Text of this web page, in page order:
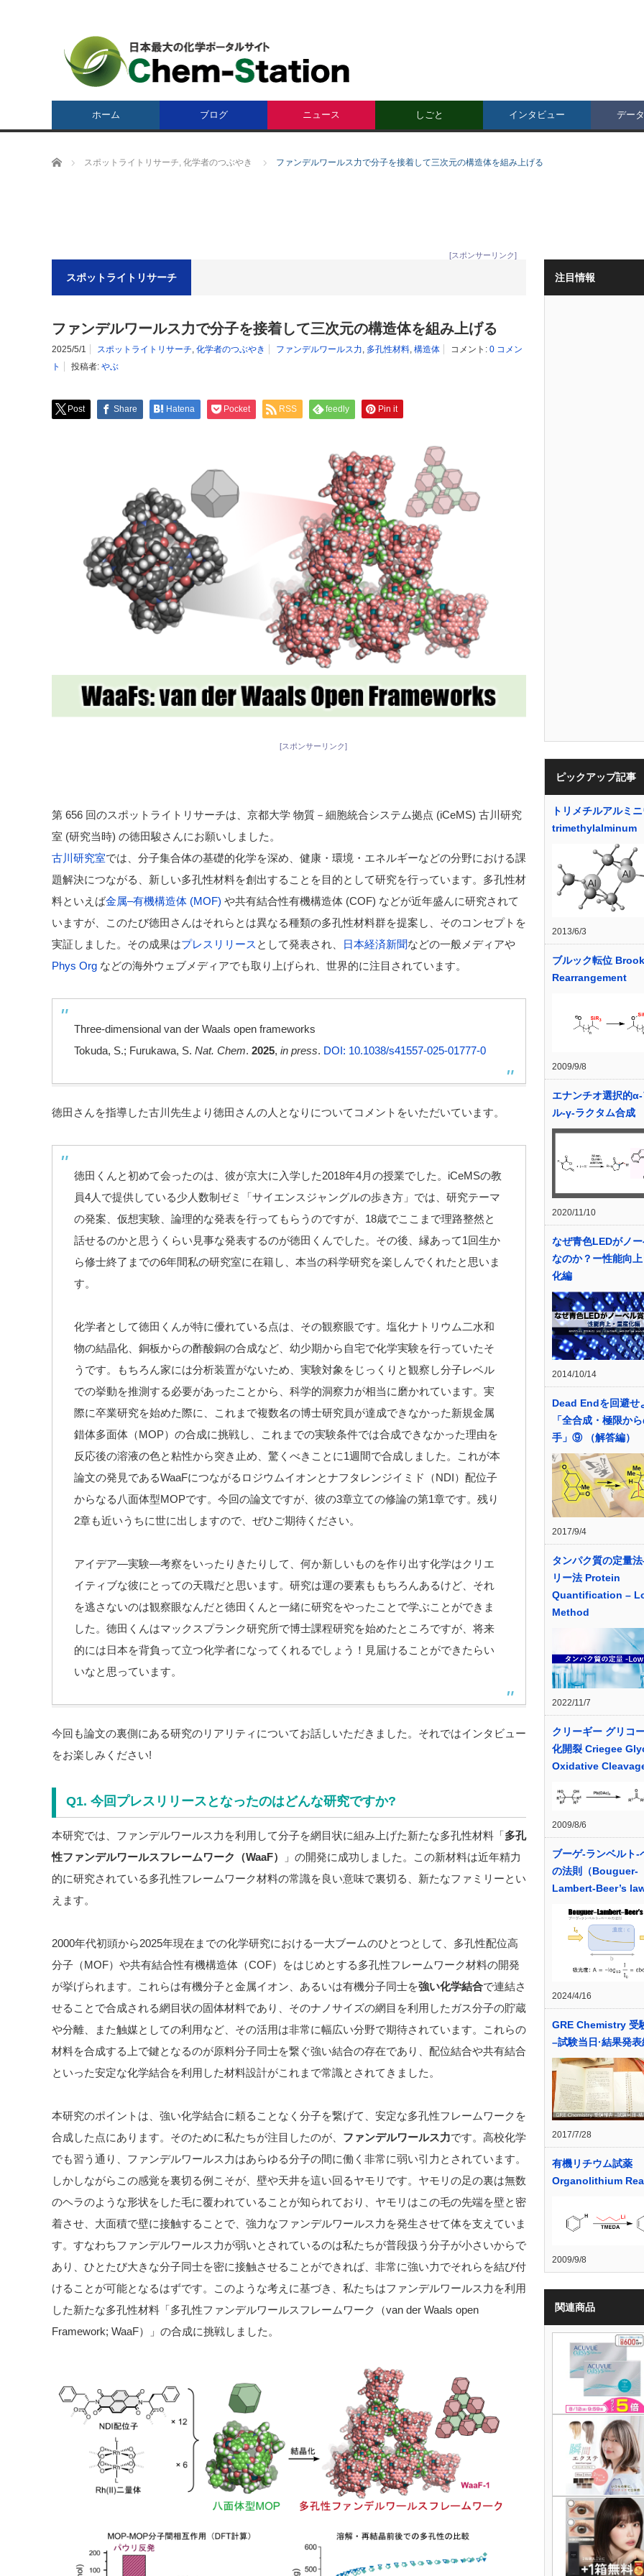
ホーム ブログ ニュース しごと インタビュー デー
ホーム スポットライトリサーチ, 化学者のつぶやき ファンデルワールス力で分子を接着して三次元の構造体を組み上げる
[スポンサーリンク]
スポットライトリサーチ
ファンデルワールス力で分子を接着して三次元の構造体を組み上げる
2025/5/1 スポットライトリサーチ, 化学者のつぶやき ファンデルワールス力, 多孔性材料, 構造体 コメント: 0 コメン
ト
投稿者: やぶ
Post Share Hatena Pocket RSS feedly Pin it
[スポンサーリンク]
第 656 回のスポットライトリサーチは、京都大学 物質－細胞統合システム拠点 (iCeMS) 古川研究
室 (研究当時) の徳田駿さんにお願いしました。
古川研究室では、分子集合体の基礎的化学を深め、健康・環境・エネルギーなどの分野における課
題解決につながる、新しい多孔性材料を創出することを目的として研究を行っています。多孔性材
料といえば金属–有機構造体 (MOF) や共有結合性有機構造体 (COF) などが近年盛んに研究されて
いますが、このたび徳田さんはそれらとは異なる種類の多孔性材料群を提案し、そのコンセプトを
実証しました。その成果はプレスリリース として発表され、 日本経済新聞などの一般メディアや
Phys Org などの海外ウェブメディアでも取り上げられ、世界的に注目されています。
Three-dimensional van der Waals open frameworks
Tokuda, S.; Furukawa, S. Nat. Chem. 2025, in press. DOI: 10.1038/s41557-025-01777-0
徳田さんを指導した古川先生より徳田さんの人となりについてコメントをいただいています。
徳田くんと初めて会ったのは、彼が京大に入学した2018年4月の授業でした。iCeMSの教
員4人で提供している少人数制ゼミ「サイエンスジャングルの歩き方」では、研究テーマ
の発案、仮想実験、論理的な発表を行ってもらうのですが、18歳でここまで理路整然と
話せるのかと思うくらい見事な発表するのが徳田くんでした。その後、縁あって1回生か
ら修士終了までの6年間私の研究室に在籍し、本当の科学研究を楽しんでくれたと思いま
す。
化学者として徳田くんが特に優れている点は、その観察眼です。塩化ナトリウム二水和
物の結晶化、銅板からの酢酸銅の合成など、幼少期から自宅で化学実験を行っていたそ
うです。もちろん家には分析装置がないため、実験対象をじっくりと観察し分子レベル
での挙動を推測する必要があったことから、科学的洞察力が相当に磨かれています。実
際に卒業研究を始めた際に、これまで複数名の博士研究員が達成できなかった新規金属
錯体多面体（MOP）の合成に挑戦し、これまでの実験条件では合成できなかった理由を
反応後の溶液の色と粘性から突き止め、驚くべきことに1週間で合成しました。これが本
論文の発見であるWaaFにつながるロジウムイオンとナフタレンジイミド（NDI）配位子
からなる八面体型MOPです。今回の論文ですが、彼の3章立ての修論の第1章です。残り
2章も近いうちに世に出しますので、ぜひご期待ください。
アイデア―実験―考察をいったりきたりして、何か新しいものを作り出す化学はクリエ
イティブな彼にとっての天職だと思います。研究は運の要素ももちろんあるけど、それ
を逃さないのは観察眼なんだと徳田くんと一緒に研究をやったことで学ぶことができま
した。徳田くんはマックスプランク研究所で博士課程研究を始めたところですが、将来
的には日本を背負って立つ化学者になってくれるでしょう！見届けることができたらい
いなと思っています。
今回も論文の裏側にある研究のリアリティについてお話しいただきました。それではインタビュー
をお楽しみください!
Q1. 今回プレスリリースとなったのはどんな研究ですか?
本研究では、ファンデルワールス力を利用して分子を網目状に組み上げた新たな多孔性材料「多孔
性ファンデルワールスフレームワーク（WaaF）
」の開発に成功しました。この新材料は近年精力
的に研究されている多孔性フレームワーク材料の常識を良い意味で裏切る、新たなファミリーとい
えます。
2000年代初頭から2025年現在までの化学研究における一大ブームのひとつとして、多孔性配位高
分子（MOF）や共有結合性有機構造体（COF）をはじめとする多孔性フレームワーク材料の開発
が挙げられます。これらは有機分子と金属イオン、あるいは有機分子同士を強い化学結合で連結さ
せることで合成される網目状の固体材料であり、そのナノサイズの網目を利用したガス分子の貯蔵
や分離、また触媒としての利用など、その活用は非常に幅広い分野で期待されています。これらの
材料を合成する上で鍵となるのが原料分子同士を繋ぐ強い結合の存在であり、配位結合や共有結合
といった安定な化学結合を利用した材料設計がこれまで常識とされてきました。
本研究のポイントは、強い化学結合に頼ることなく分子を繋げて、安定な多孔性フレームワークを
合成した点にあります。そのために私たちが注目したのが、 ファンデルワールス力です。高校化学
でも習う通り、ファンデルワールス力はあらゆる分子の間に働く非常に弱い引力とされています。
しかしながらこの感覚を裏切る例こそが、壁や天井を這い回るヤモリです。ヤモリの足の裏は無数
のヘラのような形状をした毛に覆われていることが知られており、ヤモリはこの毛の先端を壁と密
着させ、大面積で壁に接触することで、強力なファンデルワールス力を発生させて体を支えていま
す。すなわちファンデルワールス力が弱いとされているのは私たちが普段扱う分子が小さいからで
あり、ひとたび大きな分子同士を密に接触させることができれば、非常に強い力でそれらを結び付
けることが可能となるはずです。このような考えに基づき、私たちはファンデルワールス力を利用
した新たな多孔性材料「多孔性ファンデルワールスフレームワーク（van der Waals open
Framework; WaaF）」の合成に挑戦しました。
注目情報
ピックアップ記事
トリメチルアルミ
trimethylalminum
2013/6/3
ブルック転位 Brook
Rearrangement
2009/9/8
エナンチオ選択的
ル-γ-ラクタム合成
2020/11/10
なぜ青色LEDがノ
なのか？ー性能向
化編
2014/10/14
Dead Endを回避せ
「全合成・極限か
手」⑨ （解答編）
2017/9/4
タンパク質の定量
リー法 Protein
Quantification –
Method
2022/11/7
クリーギー グリコ
化開裂 Criegee
Oxidative
2009/8/6
ブーゲ-ランベルト-
の法則（Bouguer-
Lambert-Beer’s
2024/4/16
GRE Chemistry 受
–試験当日·結果発
2017/7/28
有機リチウム試薬
Organolithium
2009/9/8
関連商品